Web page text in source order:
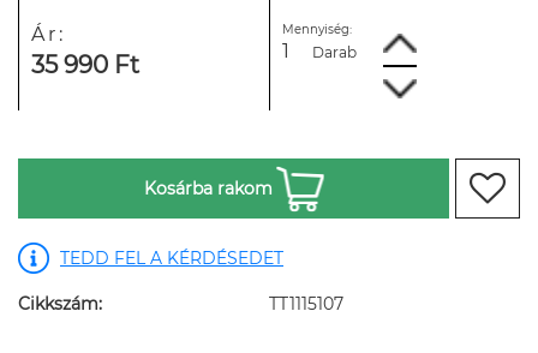
Ár:
35 990 Ft
Mennyiség:
Darab
Kosárba rakom
TEDD FEL A KÉRDÉSEDET
Cikkszám: TT1115107